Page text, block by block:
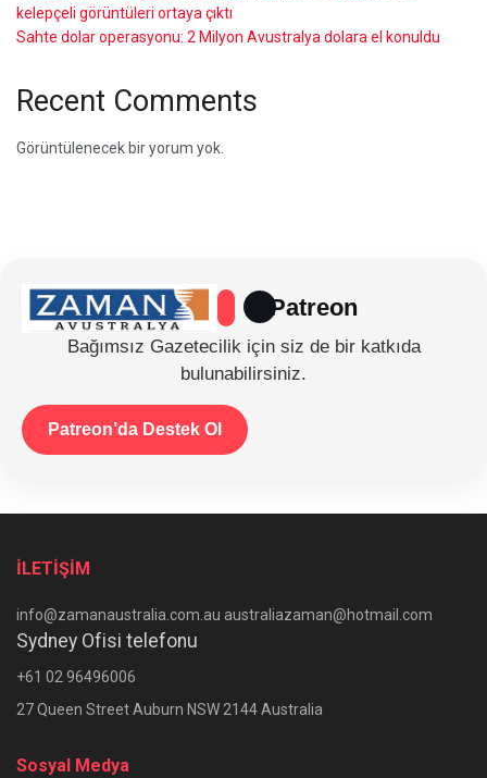
kelepçeli görüntüleri ortaya çıktı
Sahte dolar operasyonu: 2 Milyon Avustralya dolara el konuldu
Recent Comments
Görüntülenecek bir yorum yok.
Patreon
Bağımsız Gazetecilik için siz de bir katkıda
bulunabilirsiniz.
Patreon’da Destek Ol
İLETİŞİM
info@zamanaustralia.com.au australiazaman@hotmail.com
Sydney Ofisi telefonu
+61 02 96496006
27 Queen Street Auburn NSW 2144 Australia
Sosyal Medya